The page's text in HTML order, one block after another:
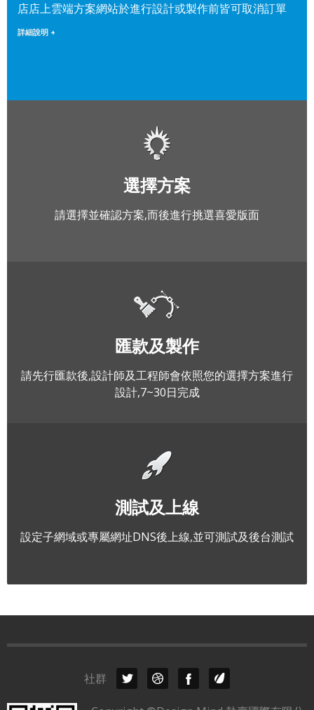
店店上雲端方案網站於進行設計或製作前皆可取消訂單
詳細說明 +
選擇方案
請選擇並確認方案,而後進行挑選喜愛版面
匯款及製作
請先行匯款後,設計師及工程師會依照您的選擇方案進行
設計,7~30日完成
測試及上線
設定子網域或專屬網址DNS後上線,並可測試及後台測試
社群